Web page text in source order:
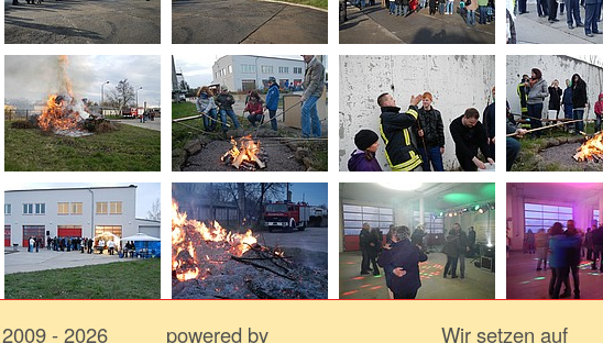
09.04.2009 - VKU BAB9 Richtung München
27.01.2009 - Technische Hilfeleistung
19.02.2007 - Der Antennenrebell
- 2026 powered by Wir setzen auf